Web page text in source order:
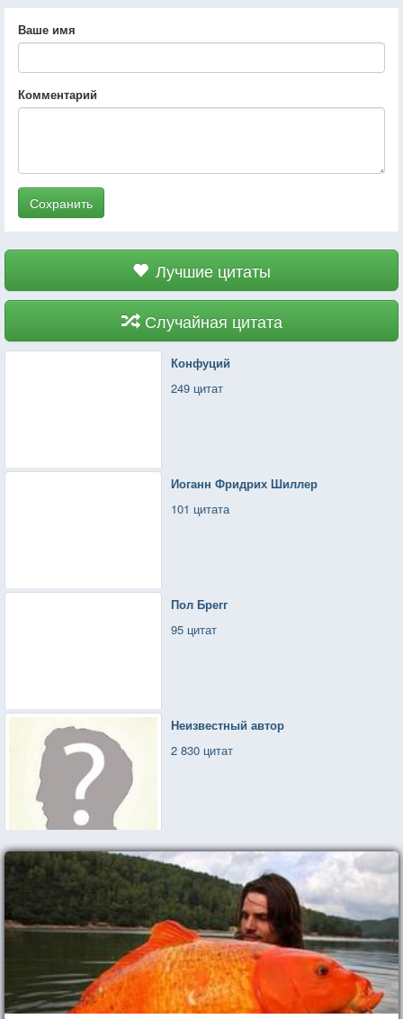
Ваше имя
Комментарий
Сохранить
Лучшие цитаты
Случайная цитата
Конфуций
249 цитат
Иоганн Фридрих Шиллер
101 цитата
Пол Брегг
95 цитат
Неизвестный автор
2 830 цитат